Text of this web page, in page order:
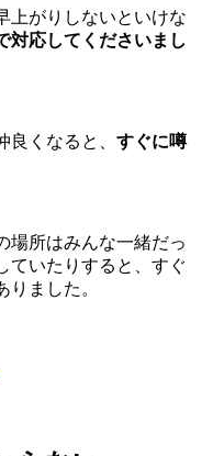
上がりしないといけな
対応してくださいまし
くなると、 すぐに噂
場所はみんな一緒だっ
ていたりすると、すぐ
りました。